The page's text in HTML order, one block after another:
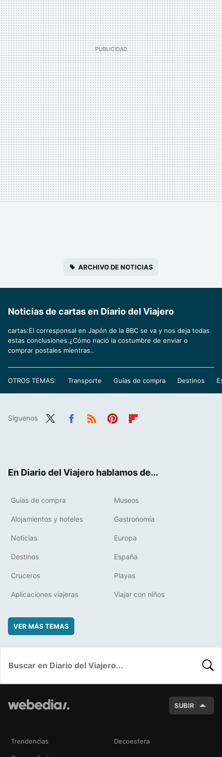
ARCHIVO DE NOTICIAS
Noticias de cartas en Diario del Viajero
cartas:El corresponsal en Japón de la BBC se va y nos deja todas
estas conclusiones.¿Cómo nació la costumbre de enviar o
comprar postales mientras..
OTROS TEMAS: Transporte Guías de compra Destinos
Síguenos
En Diario del Viajero hablamos de...
Guías de compra Museos
Alojamientos y hoteles Gastronomía
Noticias Europa
Destinos España
Cruceros Playas
Aplicaciones viajeras Viajar con niños
VER MÁS TEMAS
SUBIR
Trendencias Decoesfera